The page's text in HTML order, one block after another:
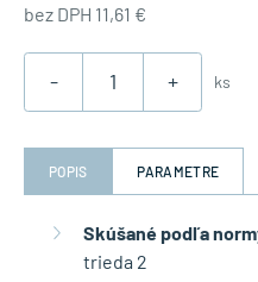
bez DPH 11,61 €
- + ks
POPIS PARAMETRE
Skúšané podľa
trieda 2